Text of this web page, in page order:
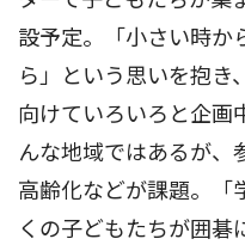
設予定。「小さい時か
ら」という思いを抱き
向けていろいろと企画
んな地域ではあるが、
高齢化などが課題。「
くの子どもたちが囲碁